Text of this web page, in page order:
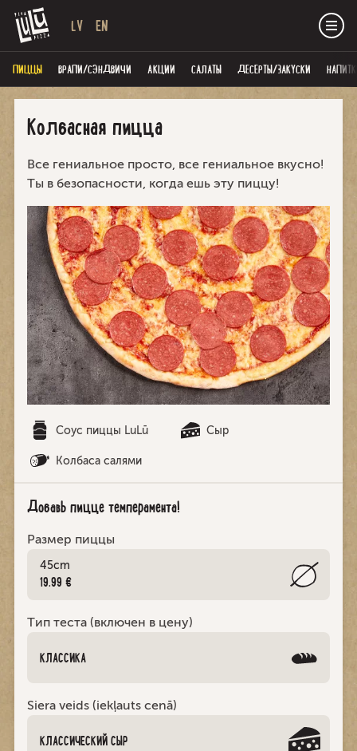
LV EN
ПИЦЦЫ ВРАПИ/СЭНДВИЧИ AКЦИИ САЛАТЫ ДЕСЕРТЫ/ЗАКУСКИ
Колбасная пицца
Все гениальное просто, все гениальное вкусно!
Ты в безопасности, когда ешь эту пиццу!
Соус пиццы LuLū Cыр
Колбаса салями
Добавь пицце темперамента!
Размер пиццы
45cm
19.99 €
Тип теста (включен в цену)
КЛАССИКА
Siera veids (iekļauts cenā)
КЛАССИЧЕСКИЙ СЫР